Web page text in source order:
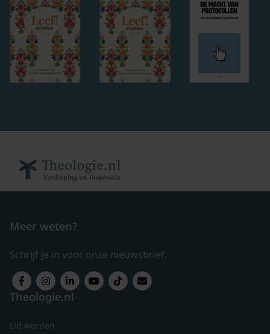
Meer weten?
Schrijf je in voor onze nieuwsbrief.
Theologie.nl
Lid worden